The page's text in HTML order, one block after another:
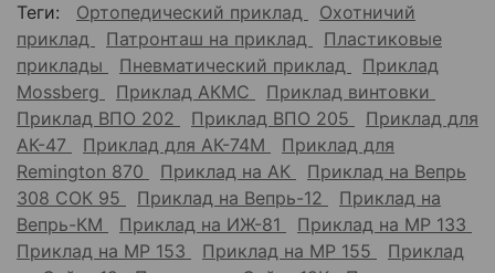
Теги: Ортопедический приклад
Охотничий
приклад
Патронташ на приклад
Пластиковые
приклады
Пневматический приклад
Приклад
Mossberg
Приклад АКМС
Приклад винтовки
Приклад ВПО 202
Приклад ВПО 205
Приклад для
АК-47
Приклад для АК-74М
Приклад для
Remington 870
Приклад на АК
Приклад на Вепрь
308 СОК 95
Приклад на Вепрь-12
Приклад на
Вепрь-КМ
Приклад на ИЖ-81
Приклад на МР 133
Приклад на МР 153
Приклад на МР 155
Приклад